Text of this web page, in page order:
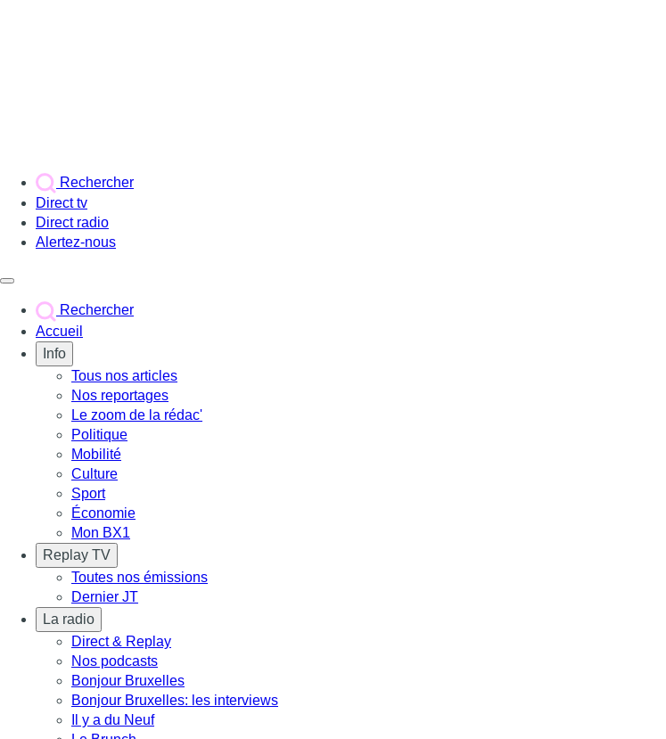
Rechercher
Direct tv
Direct radio
Alertez-nous
Rechercher
Accueil
Info
Tous nos articles
Nos reportages
Le zoom de la rédac'
Politique
Mobilité
Culture
Sport
Économie
Mon BX1
Replay TV
Toutes nos émissions
Dernier JT
La radio
Direct & Replay
Nos podcasts
Bonjour Bruxelles
Bonjour Bruxelles: les interviews
Il y a du Neuf